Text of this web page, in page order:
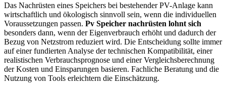
Das Nachrüsten eines Speichers bei bestehender PV-Anlage kann
wirtschaftlich und ökologisch sinnvoll sein, wenn die individuellen
Voraussetzungen passen. Pv Speicher nachrüsten lohnt sich
besonders dann, wenn der Eigenverbrauch erhöht und dadurch der
Bezug von Netzstrom reduziert wird. Die Entscheidung sollte immer
auf einer fundierten Analyse der technischen Kompatibilität, einer
realistischen Verbrauchsprognose und einer Vergleichsberechnung
der Kosten und Einsparungen basieren. Fachliche Beratung und die
Nutzung von Tools erleichtern die Einschätzung.